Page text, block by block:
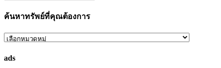
ค้นหาทรัพย์ที่คุณต้องการ
ค้นหา
ที่
ads